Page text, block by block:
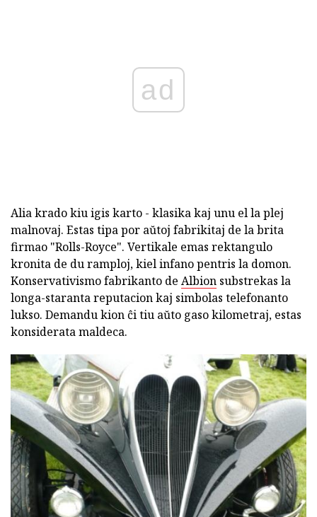
ad
Alia krado kiu igis karto - klasika kaj unu el la plej
malnovaj. Estas tipa por aŭtoj fabrikitaj de la brita
firmao "Rolls-Royce". Vertikale emas rektangulo
kronita de du ramploj, kiel infano pentris la domon.
Konservativismo fabrikanto de Albion substrekas la
longa-staranta reputacion kaj simbolas telefonanto
lukso. Demandu kion ĉi tiu aŭto gaso kilometraj, estas
konsiderata maldeca.